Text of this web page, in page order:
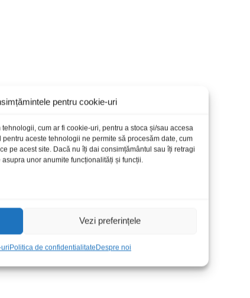
pentru cookie-uri
cum ar fi cookie-uri, pentru a stoca și/sau accesa
aceste tehnologii ne permite să procesăm date, cum
pe acest site. Dacă nu îți dai consimțământul sau îți retragi
unor anumite funcționalități și funcții.
Vezi preferințele
Politica de confidentialitateDespre noi